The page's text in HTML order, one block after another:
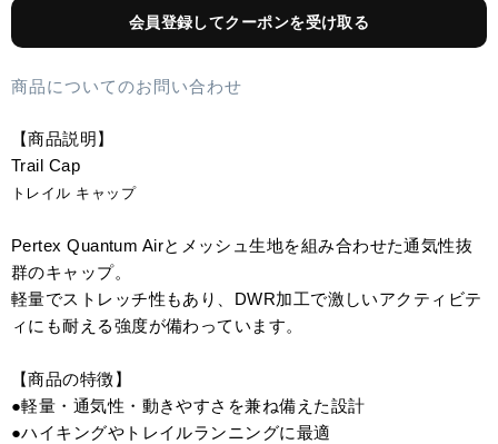
会員登録してクーポンを受け取る
商品についてのお問い合わせ
【商品説明】
Trail Cap
トレイル キャップ
Pertex Quantum Airとメッシュ生地を組み合わせた通気性抜
群のキャップ。
軽量でストレッチ性もあり、DWR加工で激しいアクティビテ
ィにも耐える強度が備わっています。
【商品の特徴】
●軽量・通気性・動きやすさを兼ね備えた設計
●ハイキングやトレイルランニングに最適